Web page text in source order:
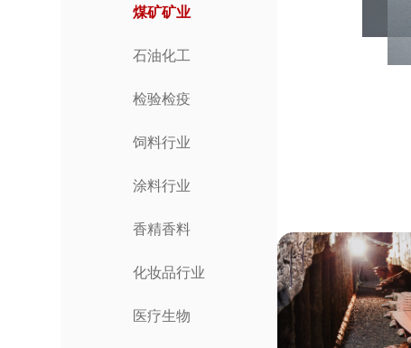
煤矿矿业
石油化工
检验检疫
饲料行业
涂料行业
香精香料
化妆品行业
医疗生物